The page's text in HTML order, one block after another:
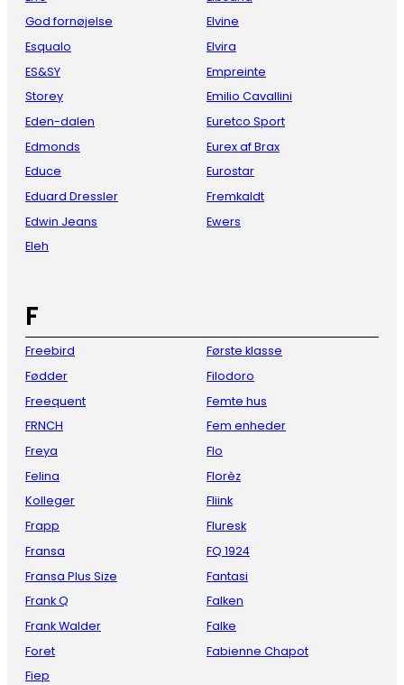
God fornøjelse
Esqualo
ES&SY
Storey
Eden-dalen
Edmonds
Educe
Eduard Dressler
Edwin Jeans
Eleh
Elvine
Elvira
Empreinte
Emilio Cavallini
Euretco Sport
Eurex af Brax
Eurostar
Fremkaldt
Ewers
F
Freebird
Fødder
Freequent
FRNCH
Freya
Felina
Kolleger
Frapp
Fransa
Fransa Plus Size
Frank Q
Frank Walder
Foret
Fiep
Første klasse
Filodoro
Femte hus
Fem enheder
Flo
Florèz
Fliink
Fluresk
FQ 1924
Fantasi
Falken
Falke
Fabienne Chapot